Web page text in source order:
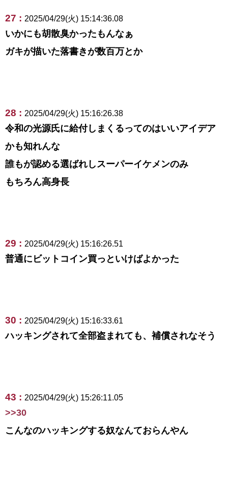
27 : 2025/04/29(火) 15:14:36.08
いかにも胡散臭かったもんなぁ
ガキが描いた落書きが数百万とか
28 : 2025/04/29(火) 15:16:26.38
令和の光源氏に給付しまくるってのはいいアイデア
かも知れんな
誰もが認める選ばれしスーパーイケメンのみ
もちろん高身長
29 : 2025/04/29(火) 15:16:26.51
普通にビットコイン買っといけばよかった
30 : 2025/04/29(火) 15:16:33.61
ハッキングされて全部盗まれても、補償されなそう
43 : 2025/04/29(火) 15:26:11.05
>>30
こんなのハッキングする奴なんておらんやん